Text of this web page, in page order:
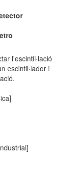
l'escintil·lació
escintil·lador i